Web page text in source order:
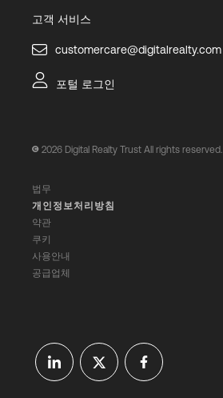
고객 서비스
customercare@digitalrealty.com
포털 로그인
2026 Digital Realty Trust All rights reserved.
법무
개인정보처리방침
약관
쿠키
사용안내
공급업체